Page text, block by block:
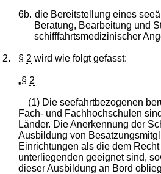
6b. die Bereitstellung eines
Beratung, Bearbeitung und
schifffahrtsmedizinischer
2. § 2 wird wie folgt gefasst:
„§ 2
(1) Die seefahrtbezogenen
Fach- und Fachhochschulen
Länder. Die Anerkennung der
Ausbildung von
Einrichtungen als die dem
unterliegenden geeignet sind,
dieser Ausbildung an Bord